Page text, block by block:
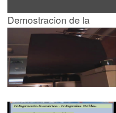
Demostracion de la
propuesta rubiks